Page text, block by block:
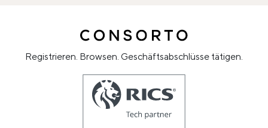
Registrieren. Browsen. Geschäftsabschlüsse tätigen.